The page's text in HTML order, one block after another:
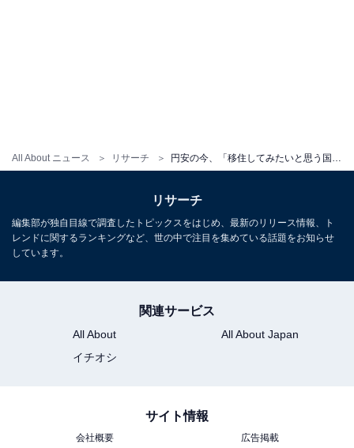
All About ニュース リサーチ
リサーチ
編集部が独自目線で調査したトピックスをはじめ、最新のリリース情報、ト
レンドに関するランキングなど、世の中で注目を集めている話題をお知らせ
しています。
関連サービス
All About
All About Japan
イチオシ
サイト情報
会社概要 広告掲載